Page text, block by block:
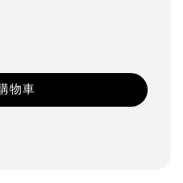
物車